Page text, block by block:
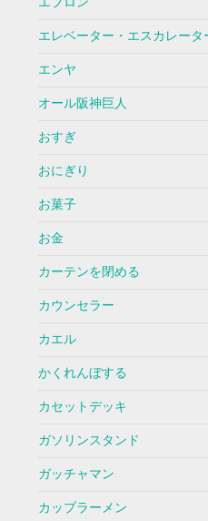
エレベーター・エスカレータ
エンヤ
オール阪神巨人
おすぎ
おにぎり
お菓子
お金
カーテンを閉める
カウンセラー
カエル
かくれんぼする
カセットデッキ
ガソリンスタンド
ガッチャマン
カップラーメン